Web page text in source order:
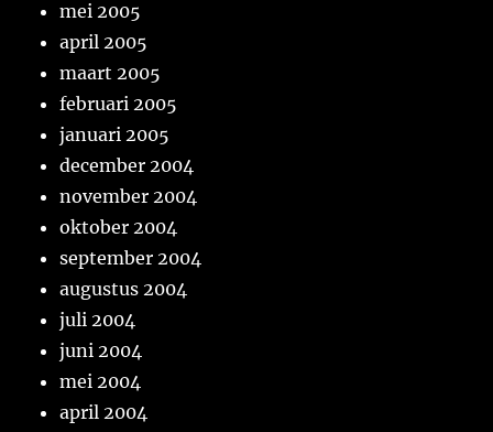
mei 2005
april 2005
maart 2005
februari 2005
januari 2005
december 2004
november 2004
oktober 2004
september 2004
augustus 2004
juli 2004
juni 2004
mei 2004
april 2004